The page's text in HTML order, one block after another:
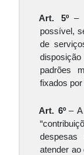
Art. 5º –
possível,
de
padrões
fixados
Art. 6º –
atender ao